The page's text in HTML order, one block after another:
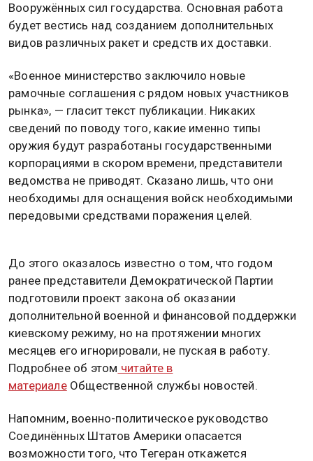
Вооружённых сил государства. Основная работа
будет вестись над созданием дополнительных
видов различных ракет и средств их доставки.
«Военное министерство заключило новые
рамочные соглашения с рядом новых участников
рынка», — гласит текст публикации. Никаких
сведений по поводу того, какие именно типы
оружия будут разработаны государственными
корпорациями в скором времени, представители
ведомства не приводят. Сказано лишь, что они
необходимы для оснащения войск необходимыми
передовыми средствами поражения целей.
До этого оказалось известно о том, что годом
ранее представители Демократической Партии
подготовили проект закона об оказании
дополнительной военной и финансовой поддержки
киевскому режиму, но на протяжении многих
месяцев его игнорировали, не пуская в работу.
Подробнее об этом читайте в
материалеОбщественной службы новостей.
Напомним, военно-политическое руководство
Соединённых Штатов Америки опасается
возможности того, что Тегеран откажется